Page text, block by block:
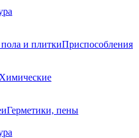
и плиткиПриспособления
Химические
Герметики, пены